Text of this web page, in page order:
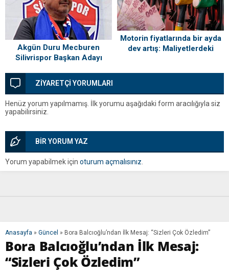
Akgün Duru Mecburen
Silivrispor Başkan Adayı
Motorin fiyatlarında bir ayda
dev artış: Maliyetlerdeki
ZİYARETÇİ YORUMLARI
Henüz yorum yapılmamış. İlk yorumu aşağıdaki form aracılığıyla siz
yapabilirsiniz.
BİR YORUM YAZ
Yorum yapabilmek için oturum açmalısınız.
Anasayfa » Güncel » Bora Balcıoğlu’ndan İlk Mesaj: “Sizleri Çok Özledim”
Bora Balcıoğlu’ndan İlk Mesaj:
“Sizleri Çok Özledim”